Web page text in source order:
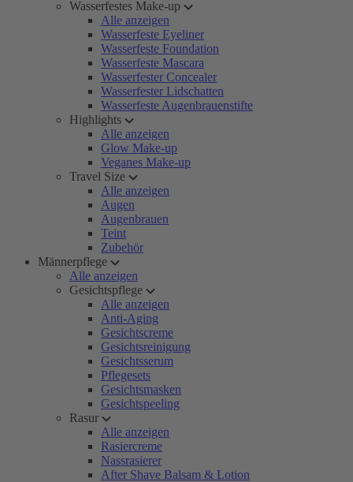
Wasserfestes Make-up
Alle anzeigen
Wasserfeste Eyeliner
Wasserfeste Foundation
Wasserfeste Mascara
Wasserfester Concealer
Wasserfester Lidschatten
Wasserfeste Augenbrauenstifte
Highlights
Alle anzeigen
Glow Make-up
Veganes Make-up
Travel Size
Alle anzeigen
Augen
Augenbrauen
Teint
Zubehör
Männerpflege
Alle anzeigen
Gesichtspflege
Alle anzeigen
Anti-Aging
Gesichtscreme
Gesichtsreinigung
Gesichtsserum
Pflegesets
Gesichtsmasken
Gesichtspeeling
Rasur
Alle anzeigen
Rasiercreme
Nassrasierer
After Shave Balsam & Lotion